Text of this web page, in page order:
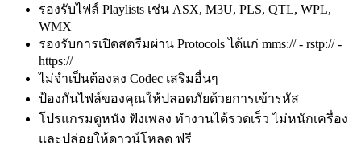
รองรับไฟล์ Playlists เช่น ASX, M3U, PLS, QTL, WPL,
WMX
รองรับการเปิดสตรีมผ่าน Protocols ได้แก่ mms:// - rstp:// -
https://
ไม่จำเป็นต้องลง Codec เสริมอื่นๆ
ป้องกันไฟล์ของคุณให้ปลอดภัยด้วยการเข้ารหัส
โปรแกรมดูหนัง ฟังเพลง ทำงานได้รวดเร็ว ไม่หนักเครื่อง
และปล่อยให้ดาวน์โหลด ฟรี